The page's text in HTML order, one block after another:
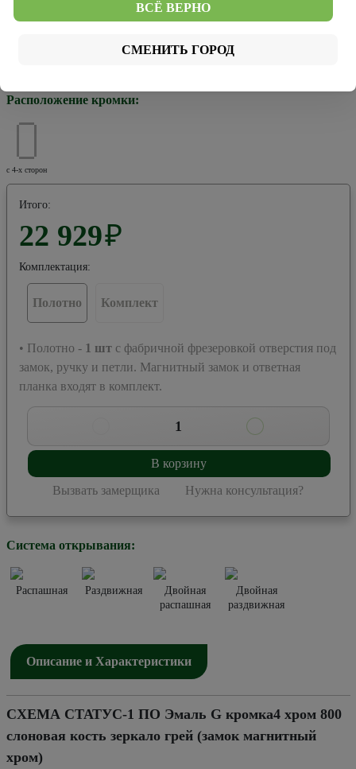
Расположение кромки:
с 4-х сторон
Итого:
22 929₽
Комплектация:
Полотно Комплект
• Полотно - 1 штс фабричной фрезеровкой отверстия под
замок, ручку и петли. Магнитный замок и ответная
планка входят в комплект.
1
В корзину
Вызвать замерщика
Нужна консультация?
Система открывания:
Распашная Раздвижная
Двойная
распашная
Двойная
раздвижная
Описание и Характеристики
СХЕМА СТАТУС-1 ПО Эмаль G кромка4 хром 800
слоновая кость зеркало грей (замок магнитный
хром)
ВСЁ ВЕРНО
СМЕНИТЬ ГОРОД